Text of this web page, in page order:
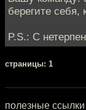
берегите себя,
P.S.: С
cтраницы: 1
полезные ссылки